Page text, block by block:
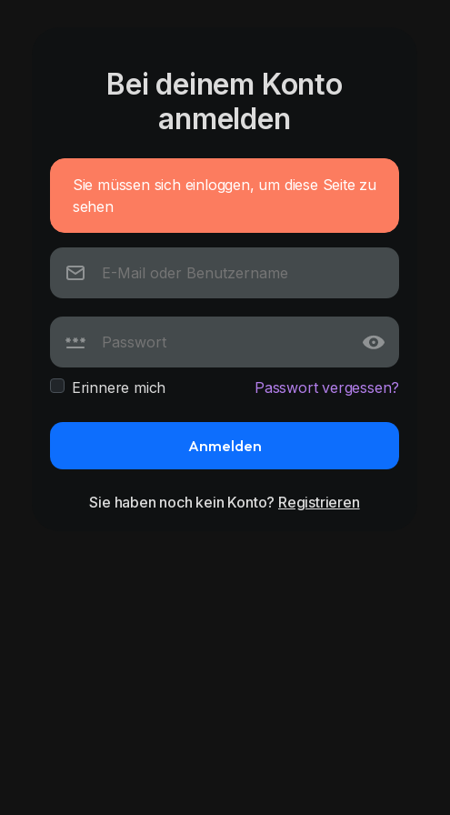
Bei deinem Konto
anmelden
Sie müssen sich einloggen, um diese Seite zu
sehen
Erinnere mich Passwort vergessen?
Anmelden
Sie haben noch kein Konto? Registrieren